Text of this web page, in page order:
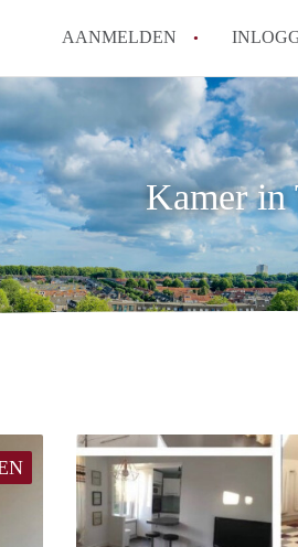
AANMELDEN
Kamer in